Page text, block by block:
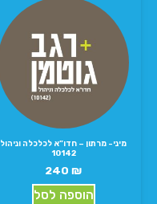
מיני- מרתון – חדו”א לכלכלה וניהול
10142
240 ₪
הוספה לסל